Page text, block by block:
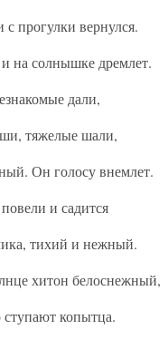
прогулки вернулся.
на солнышке дремлет.
дали,
тяжелые шали,
Он голосу внемлет.
и садится
тихий и нежный.
хитон белоснежный,
копытца.